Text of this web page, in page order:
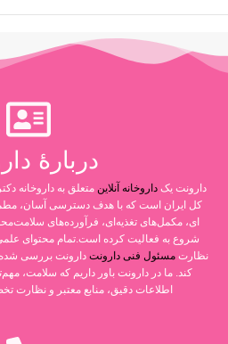
دربارۀ
دارونت یکداروخانه آنلاین متعلق به داروخانه
کل ایران است که با هدف دسترسی آسان،
شروع به فعالیت کرده است.تمام محتوای
نظارتمسئول فنی دارونت دارونت بررسی شده و
کند. ما در دارونت باور داریم که سلامت،
اطلاعات دقیق، منابع معتبر و